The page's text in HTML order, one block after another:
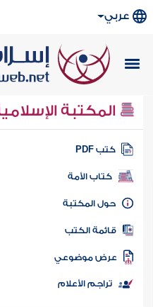
عربي
المكتبة
كتب PDF
كتاب الأمة
المكتبة
الكتب
موضوعي